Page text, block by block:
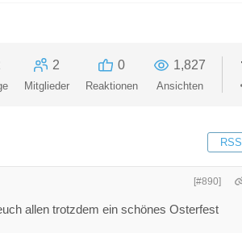
2
Mitglieder
0
Reaktionen
1,827
Ansichten
RSS
[#890]
allen trotzdem ein schönes Osterfest